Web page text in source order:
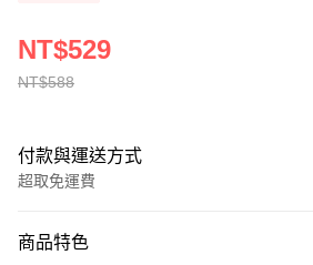
NT$588
NT$529
付款與運送方式
超取免運費
全家線上支付
商品特色